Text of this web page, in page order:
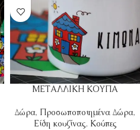
ΜΕΤΑΛΛΙΚΗ ΚΟΥΠΑ
Δώρα, Προσωποποιημένα Δώρα,
Είδη κουζίνας, Κούπες